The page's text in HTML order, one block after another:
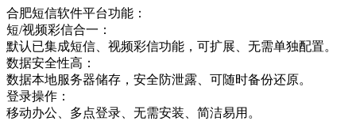
合肥短信软件平台功能：
短/视频彩信合一：
默认已集成短信、视频彩信功能，可扩展、无需单独配置。
数据安全性高：
数据本地服务器储存，安全防泄露、可随时备份还原。
登录操作：
移动办公、多点登录、无需安装、简洁易用。